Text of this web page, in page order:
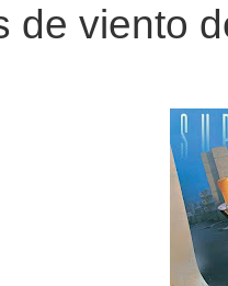
de viento